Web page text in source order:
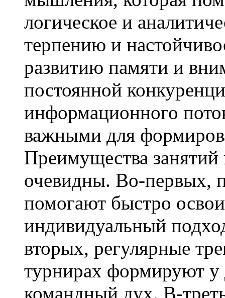
логическое и
терпению и
развитию памяти и
постоянной
информационного
важными для
Преимущества
очевидны. Во-первых,
помогают быстро
индивидуальный
вторых, регулярные
турнирах формируют у
командный дух. В-